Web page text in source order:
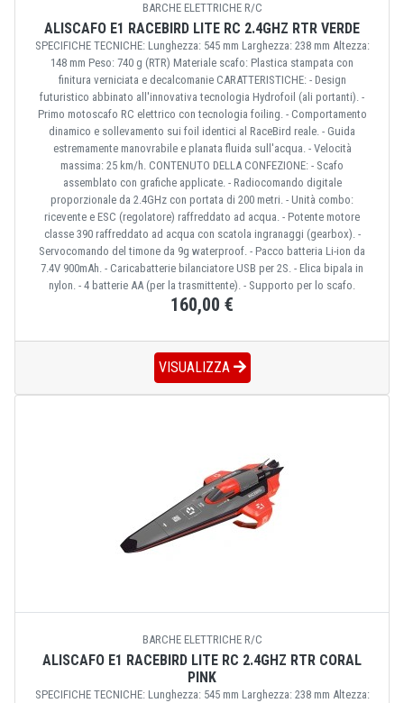
BARCHE ELETTRICHE R/C
ALISCAFO E1 RACEBIRD LITE RC 2.4GHZ RTR VERDE
SPECIFICHE TECNICHE: Lunghezza: 545 mm Larghezza: 238 mm Altezza:
148 mm Peso: 740 g (RTR) Materiale scafo: Plastica stampata con
finitura verniciata e decalcomanie CARATTERISTICHE: - Design
futuristico abbinato all'innovativa tecnologia Hydrofoil (ali portanti). -
Primo motoscafo RC elettrico con tecnologia foiling. - Comportamento
dinamico e sollevamento sui foil identici al RaceBird reale. - Guida
estremamente manovrabile e planata fluida sull'acqua. - Velocità
massima: 25 km/h. CONTENUTO DELLA CONFEZIONE: - Scafo
assemblato con grafiche applicate. - Radiocomando digitale
proporzionale da 2.4GHz con portata di 200 metri. - Unità combo:
ricevente e ESC (regolatore) raffreddato ad acqua. - Potente motore
classe 390 raffreddato ad acqua con scatola ingranaggi (gearbox). -
Servocomando del timone da 9g waterproof. - Pacco batteria Li-ion da
7.4V 900mAh. - Caricabatterie bilanciatore USB per 2S. - Elica bipala in
nylon. - 4 batterie AA (per la trasmittente). - Supporto per lo scafo.
160,00 €
VISUALIZZA
BARCHE ELETTRICHE R/C
ALISCAFO E1 RACEBIRD LITE RC 2.4GHZ RTR CORAL
PINK
SPECIFICHE TECNICHE: Lunghezza: 545 mm Larghezza: 238 mm Altezza: